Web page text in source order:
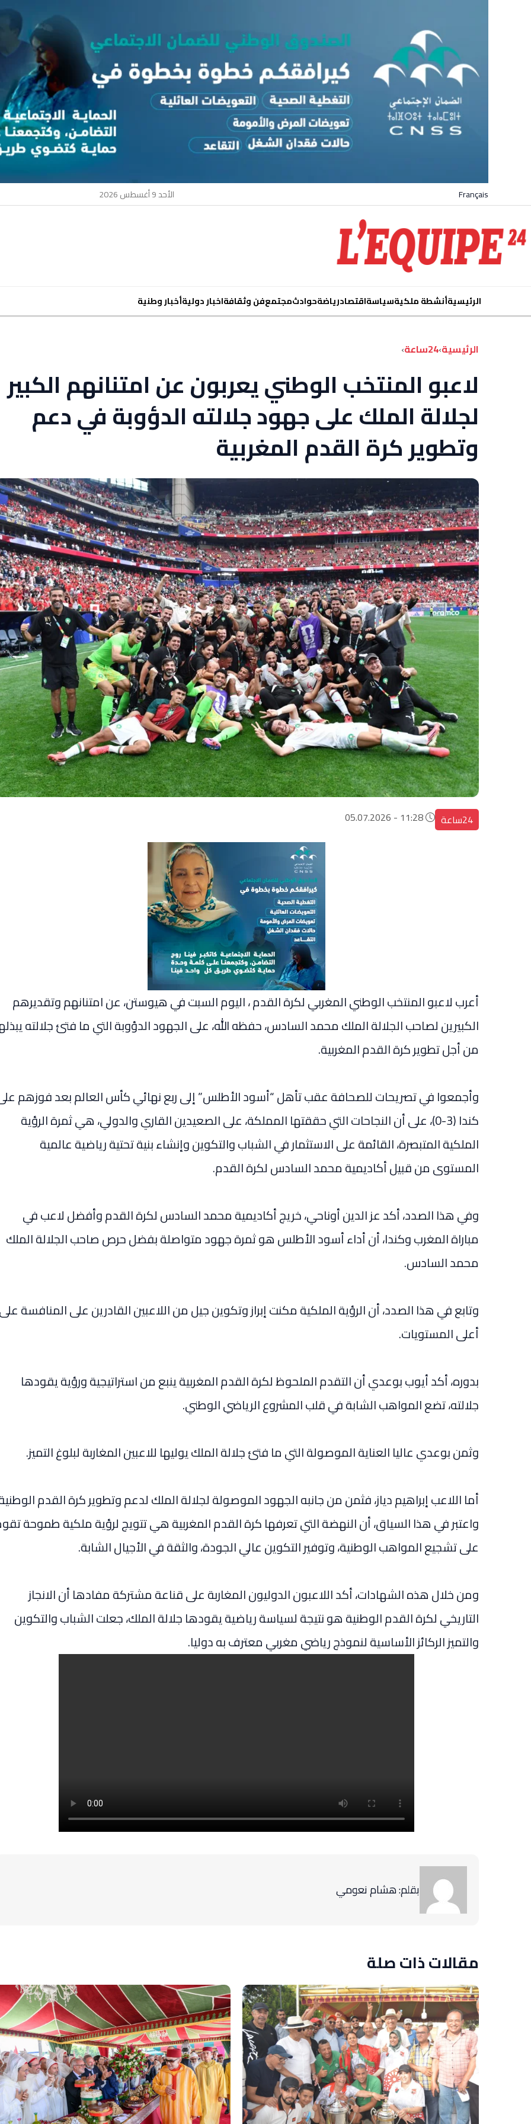
Français الأحد 9 أغسطس 2026
الرئيسيةأنشطة ملكيةسياسةاقتصادرياضةحوادثمجتمعفن وثقافةاخبار دوليةأخبار وطنية
الرئيسية›24ساعة ›
لاعبو المنتخب الوطني يعربون عن امتنانهم الكبير
لجلالة الملك على جهود جلالته الدؤوبة في دعم
وتطوير كرة القدم المغربية
24ساعة
أعرب لاعبو المنتخب الوطني المغربي لكرة القدم ، اليوم السبت في هيوستن، عن امتنانهم وتقديرهم
الكبيرين لصاحب الجلالة الملك محمد السادس، حفظه الله، على الجهود الدؤوبة التي ما فتئ جلالته
من أجل تطوير كرة القدم المغربية.
وأجمعوا في تصريحات للصحافة عقب تأهل “أسود الأطلس” إلى ربع نهائي كأس العالم بعد فوزهم
كندا (3-0)، على أن النجاحات التي حققتها المملكة، على الصعيدين القاري والدولي، هي ثمرة الرؤية
الملكية المتبصرة، القائمة على الاستثمار في الشباب والتكوين وإنشاء بنية تحتية رياضية عالمية
المستوى من قبيل أكاديمية محمد السادس لكرة القدم.
وفي هذا الصدد، أكد عز الدين أوناحي، خريج أكاديمية محمد السادس لكرة القدم وأفضل لاعب في
مباراة المغرب وكندا، أن أداء أسود الأطلس هو ثمرة جهود متواصلة بفضل حرص صاحب الجلالة الملك
محمد السادس.
وتابع في هذا الصدد، أن الرؤية الملكية مكنت إبراز وتكوين جيل من اللاعبين القادرين على المنافسة
أعلى المستويات.
بدوره، أكد أيوب بوعدي أن التقدم الملحوظ لكرة القدم المغربية ينبع من استراتيجية ورؤية يقودها
جلالته، تضع المواهب الشابة في قلب المشروع الرياضي الوطني.
وثمن بوعدي عاليا العناية الموصولة التي ما فتئ جلالة الملك يوليها للاعبين المغاربة لبلوغ التميز.
أما اللاعب إبراهيم دياز، فثمن من جانبه الجهود الموصولة لجلالة الملك لدعم وتطوير كرة القدم
واعتبر في هذا السياق، أن النهضة التي تعرفها كرة القدم المغربية هي تتويج لرؤية ملكية طموحة
على تشجيع المواهب الوطنية، وتوفير التكوين عالي الجودة، والثقة في الأجيال الشابة.
ومن خلال هذه الشهادات، أكد اللاعبون الدوليون المغاربة على قناعة مشتركة مفادها أن الانجاز
التاريخي لكرة القدم الوطنية هو نتيجة لسياسة رياضية يقودها جلالة الملك، جعلت الشباب والتكوين
والتميز الركائز الأساسية لنموذج رياضي مغربي معترف به دوليا.
بقلم: هشام نعومي
مقالات ذات صلة